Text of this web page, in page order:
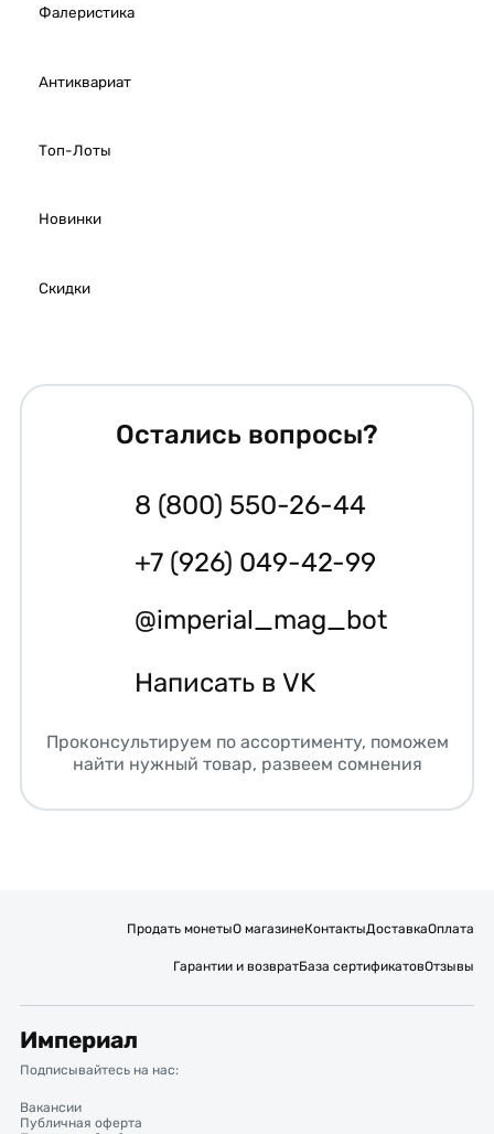
Фалеристика
Антиквариат
Топ-Лоты
Новинки
Скидки
Остались вопросы?
8 (800) 550-26-44
+7 (926) 049-42-99
@imperial_mag_bot
Написать в VK
Проконсультируем по ассортименту, поможем
найти нужный товар, развеем сомнения
Продать монетыО магазинеКонтактыДоставкаОплата
Гарантии и возвратБаза сертификатовОтзывы
Империал
Подписывайтесь на нас:
Вакансии
Публичная оферта